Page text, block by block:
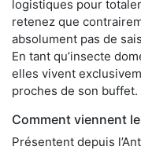
logistiques pour
retenez que
absolument pas de
En tant qu’insecte
elles vivent
proches de son buffet.
Comment viennent
Présentent depuis